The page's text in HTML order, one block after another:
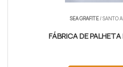
SEA GRAFITE/ SANTO
FÁBRICA DE